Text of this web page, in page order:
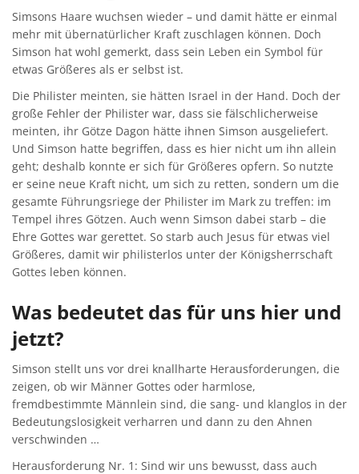
Simsons Haare wuchsen wieder – und damit hätte er einmal
mehr mit übernatürlicher Kraft zuschlagen können. Doch
Simson hat wohl gemerkt, dass sein Leben ein Symbol für
etwas Größeres als er selbst ist.
Die Philister meinten, sie hätten Israel in der Hand. Doch der
große Fehler der Philister war, dass sie fälschlicherweise
meinten, ihr Götze Dagon hätte ihnen Simson ausgeliefert.
Und Simson hatte begriffen, dass es hier nicht um ihn allein
geht; deshalb konnte er sich für Größeres opfern. So nutzte
er seine neue Kraft nicht, um sich zu retten, sondern um die
gesamte Führungsriege der Philister im Mark zu treffen: im
Tempel ihres Götzen. Auch wenn Simson dabei starb – die
Ehre Gottes war gerettet. So starb auch Jesus für etwas viel
Größeres, damit wir philisterlos unter der Königsherrschaft
Gottes leben können.
Was bedeutet das für uns hier und
jetzt?
Simson stellt uns vor drei knallharte Herausforderungen, die
zeigen, ob wir Männer Gottes oder harmlose,
fremdbestimmte Männlein sind, die sang- und klanglos in der
Bedeutungslosigkeit verharren und dann zu den Ahnen
verschwinden …
Herausforderung Nr. 1: Sind wir uns bewusst, dass auch